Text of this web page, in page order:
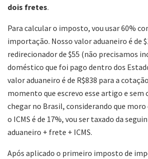
dois fretes.
Para calcular o imposto, vou usar 60%
importação. Nosso valor aduaneiro é de
redirecionador de $55 (não precisamos
doméstico que foi pago dentro dos
valor aduaneiro é de R$838 para a
momento que escrevo esse artigo e sem
chegar no Brasil, considerando que moro
o ICMS é de 17%, vou ser taxado da
aduaneiro + frete + ICMS.
Após aplicado o primeiro imposto de